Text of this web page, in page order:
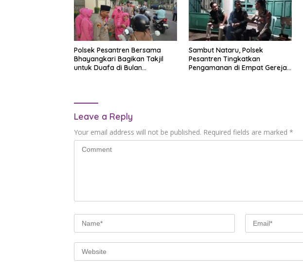
Polsek Pesantren Bersama
Bhayangkari Bagikan Takjil
untuk Duafa di Bulan
Sambut Nataru, Polsek
Pesantren Tingkatkan
Pengamanan di Empat Gereja
Leave a Reply
Your email address will not be published. Required fields are marked *